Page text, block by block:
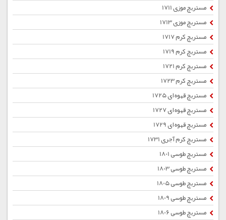
مستربچ موزی 1711
مستربچ موزی 1713
مستربچ کرم 1717
مستربچ کرم 1719
مستربچ کرم 1721
مستربچ کرم 1723
مستربچ قهوه ای 1725
مستربچ قهوه ای 1727
مستربچ قهوه ای 1729
مستربچ کرم آجری 1731
مستربچ طوسی 1801
مستربچ طوسی 1803
مستربچ طوسی 1805
مستربچ طوسی 1809
مستربچ طوسی 1806